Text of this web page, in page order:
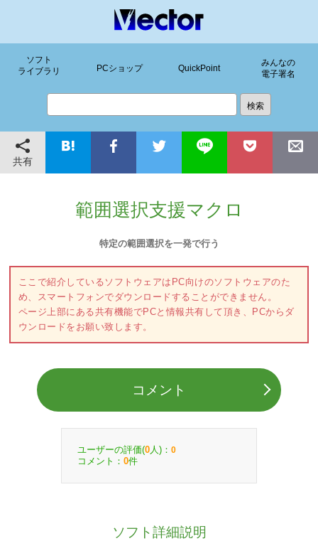
ソフト
ライブラリ
PCショップ QuickPoint
みんなの
電子署名
共有
範囲選択支援マクロ
特定の範囲選択を一発で行う
ここで紹介しているソフトウェアはPC向けのソフトウェアのた
め、スマートフォンでダウンロードすることができません。
ページ上部にある共有機能でPCと情報共有して頂き、PCからダ
ウンロードをお願い致します。
コメント
ユーザーの評価(0 人)： 0
コメント： 0件
ソフト詳細説明